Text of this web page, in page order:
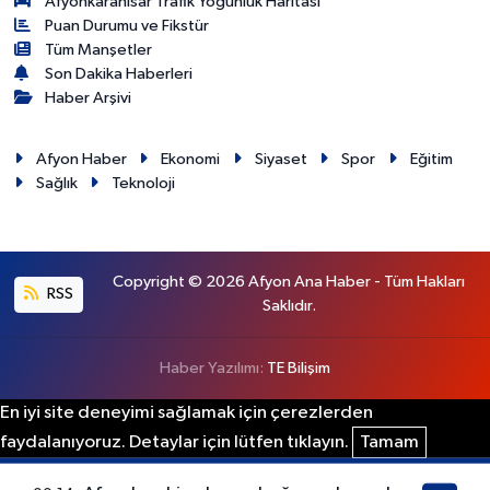
Puan Durumu ve Fikstür
Tüm Manşetler
Son Dakika Haberleri
Haber Arşivi
Afyon Haber Ekonomi Siyaset Spor
Eğitim
Sağlık
Teknoloji
RSS
Copyright © 2026 Afyon Ana Haber - Tüm Hakları
Saklıdır.
Haber Yazılımı: TE Bilişim
En iyi site deneyimi sağlamak için çerezlerden
faydalanıyoruz. Detaylar için lütfen tıklayın.
Tamam